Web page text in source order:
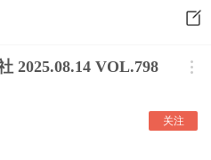
2025.08.14 VOL.798
关注